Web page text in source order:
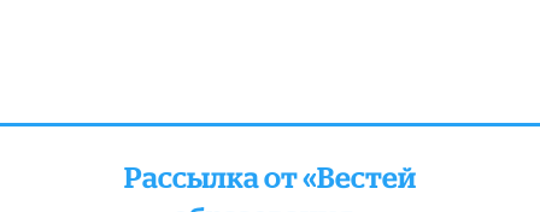
Рассылка от «Вестей